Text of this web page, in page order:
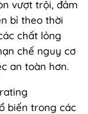
vượt trội, đảm
bỉ theo thời
chất lỏng
chế nguy cơ
an toàn hơn.
biến trong các